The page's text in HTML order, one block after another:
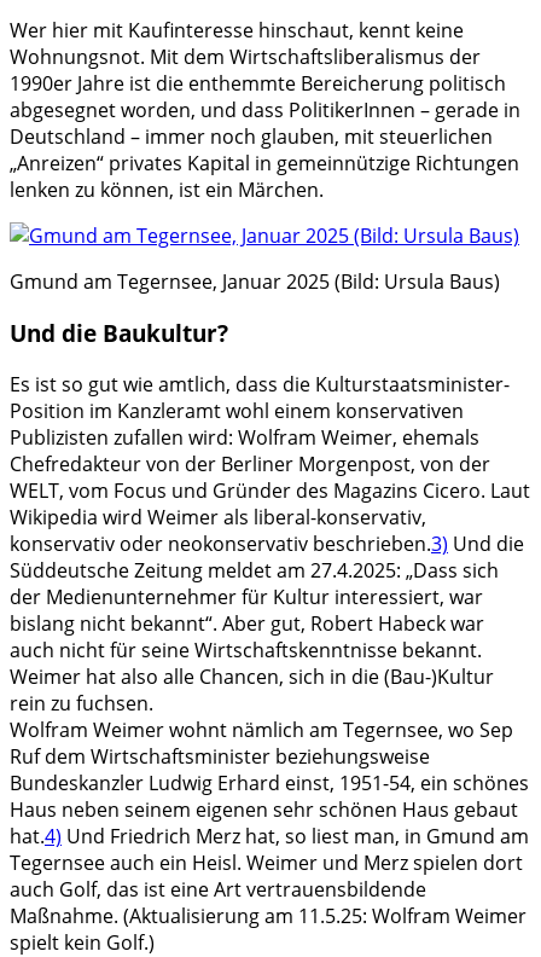
Wer hier mit Kaufinteresse hinschaut, kennt keine
Wohnungsnot. Mit dem Wirtschaftsliberalismus der
1990er Jahre ist die enthemmte Bereicherung politisch
abgesegnet worden, und dass PolitikerInnen – gerade in
Deutschland – immer noch glauben, mit steuerlichen
„Anreizen“ privates Kapital in gemeinnützige Richtungen
lenken zu können, ist ein Märchen.
Gmund am Tegernsee, Januar 2025 (Bild: Ursula Baus)
Und die Baukultur?
Es ist so gut wie amtlich, dass die Kulturstaatsminister-
Position im Kanzleramt wohl einem konservativen
Publizisten zufallen wird: Wolfram Weimer, ehemals
Chefredakteur von der Berliner Morgenpost, von der
WELT, vom Focus und Gründer des Magazins Cicero. Laut
Wikipedia wird Weimer als liberal-konservativ,
konservativ oder neokonservativ beschrieben.3) Und die
Süddeutsche Zeitung meldet am 27.4.2025: „Dass sich
der Medienunternehmer für Kultur interessiert, war
bislang nicht bekannt“. Aber gut, Robert Habeck war
auch nicht für seine Wirtschaftskenntnisse bekannt.
Weimer hat also alle Chancen, sich in die (Bau-)Kultur
rein zu fuchsen.
Wolfram Weimer wohnt nämlich am Tegernsee, wo Sep
Ruf dem Wirtschaftsminister beziehungsweise
Bundeskanzler Ludwig Erhard einst, 1951-54, ein schönes
Haus neben seinem eigenen sehr schönen Haus gebaut
hat.4) Und Friedrich Merz hat, so liest man, in Gmund am
Tegernsee auch ein Heisl. Weimer und Merz spielen dort
auch Golf, das ist eine Art vertrauensbildende
Maßnahme. (Aktualisierung am 11.5.25: Wolfram Weimer
spielt kein Golf.)